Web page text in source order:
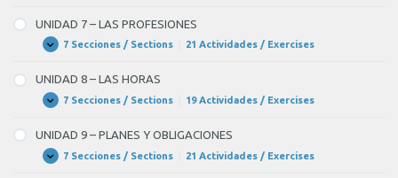
–
LA
CASA
UNIDAD 7 – LAS PROFESIONES
Expandir
UNIDAD
–
LAS
PROFESIONES
7 Secciones / Sections 21 Actividades / Exercises
UNIDAD 8 – LAS HORAS
Expandir
UNIDAD
–
LAS
HORAS
7 Secciones / Sections 19 Actividades / Exercises
UNIDAD 9 – PLANES Y OBLIGACIONES
Expandir
UNIDAD7 Secciones / Sections 21 Actividades / Exercises